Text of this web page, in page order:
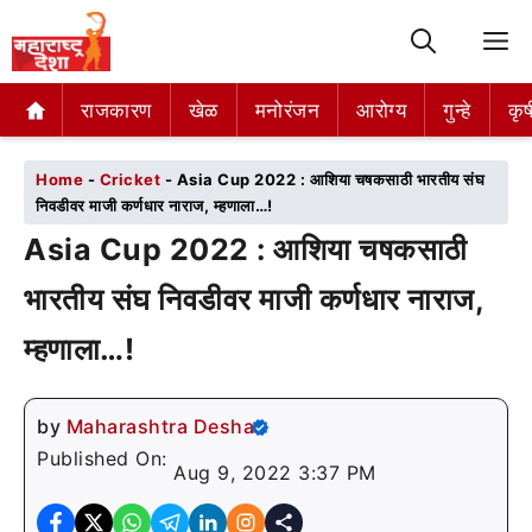
राजकारण खेळ मनोरंजन आरोग्य गुन्हे
राजकारण खेळ मनोरंजन आरोग्य गुन्हे
Home - Cricket - Asia Cup 2022 : आशिया चषकसाठी भारतीय संघ
निवडीवर माजी कर्णधार नाराज, म्हणाला…!
Asia Cup 2022 : आशिया चषकसाठी
भारतीय संघ निवडीवर माजी कर्णधार नाराज,
म्हणाला…!
by Maharashtra Desha
Published On:
Aug 9, 2022 3:37 PM